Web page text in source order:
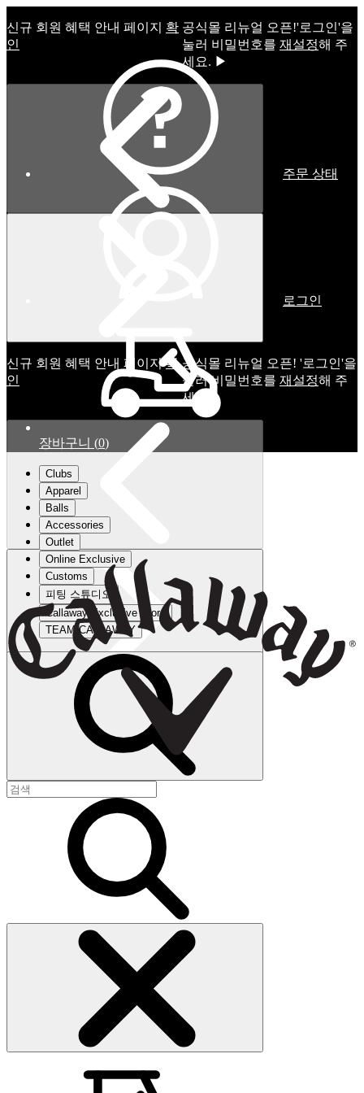
신규 회원 혜택 안내 페이지 확
인
공식몰 리뉴얼 오픈!ㅤ'로그인'을
눌러 비밀번호를 재설정해 주
세요. ▶
신규 회원 혜택 안내 페이지확
인
공식몰 리뉴얼 오픈! '로그인'을
눌러 비밀번호를 재설정해 주
세요.
주문 상태
로그인
장바구니 (0)
Clubs
Apparel
Balls
Accessories
Outlet
Online Exclusive
Customs
피팅 스튜디오
Callaway Exclusive Store
TEAM CALLAWAY